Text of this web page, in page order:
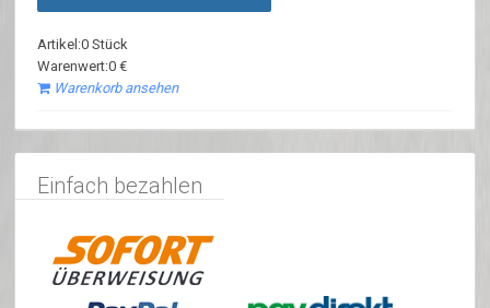
Artikel:0 Stück
Warenwert:0 €
Warenkorb ansehen
Einfach bezahlen